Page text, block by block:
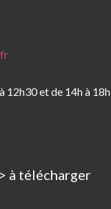
12h30 et de 14h à 18h
à télécharger